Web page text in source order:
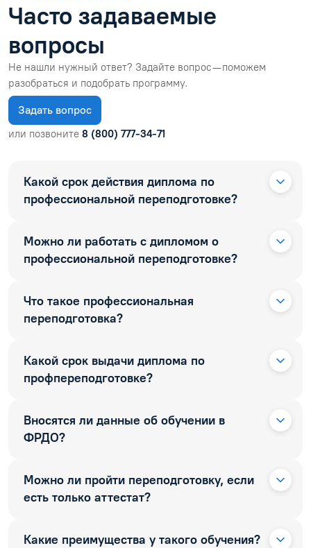
Часто задаваемые
вопросы
Не нашли нужный ответ? Задайте вопрос — поможем
разобраться и подобрать программу.
Задать вопрос
или позвоните 8 (800) 777-34-71
Какой срок действия диплома по
профессиональной переподготовке?
Можно ли работать с дипломом о
профессиональной переподготовке?
Что такое профессиональная
переподготовка?
Какой срок выдачи диплома по
профпереподготовке?
Вносятся ли данные об обучении в
ФРДО?
Можно ли пройти переподготовку, если
есть только аттестат?
Какие преимущества у такого обучения?